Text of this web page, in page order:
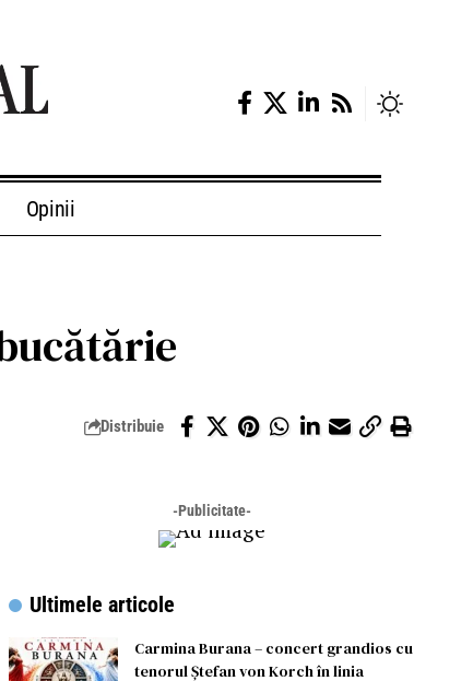
Opinii
Distribuie
-Publicitate-
Ultimele articole
Carmina Burana – concert grandios cu
tenorul Ştefan von Korch în linia